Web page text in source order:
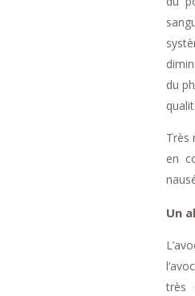
du
Très
en
Un
très